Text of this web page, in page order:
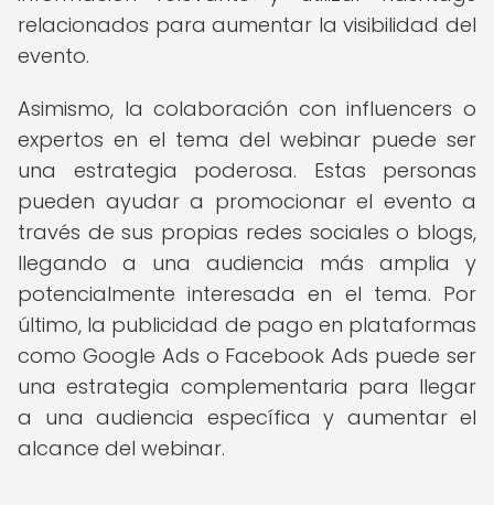
relacionados para aumentar la visibilidad del
evento.
Asimismo, la colaboración con influencers o
expertos en el tema del webinar puede ser
una estrategia poderosa. Estas personas
pueden ayudar a promocionar el evento a
través de sus propias redes sociales o blogs,
llegando a una audiencia más amplia y
potencialmente interesada en el tema. Por
último, la publicidad de pago en plataformas
como Google Ads o Facebook Ads puede ser
una estrategia complementaria para llegar
a una audiencia específica y aumentar el
alcance del webinar.